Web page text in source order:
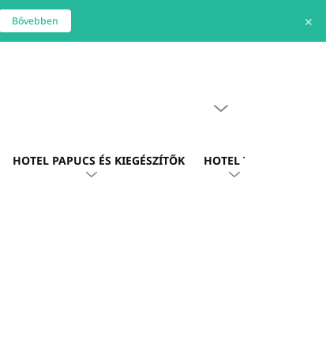
Bővebben ✕
HOTEL PAPUCS ÉS KIEGÉSZÍTŐK HOTEL TEXTIL